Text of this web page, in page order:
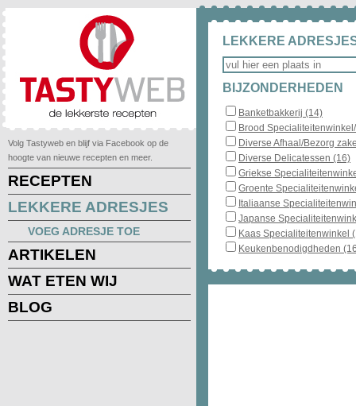
Volg Tastyweb en blijf via Facebook op de
hoogte van nieuwe recepten en meer.
RECEPTEN
LEKKERE ADRESJES
VOEG ADRESJE TOE
ARTIKELEN
WAT ETEN WIJ
BLOG
LEKKERE
BIJZONDERHEDEN
Banketbakkerij (14)
Brood
Diverse Afhaal/Bezorg
Diverse Delicatessen (16)
Griekse
Groente
Italiaanse
Japanse
Kaas Specialiteitenwinkel
Keukenbenodigdheden